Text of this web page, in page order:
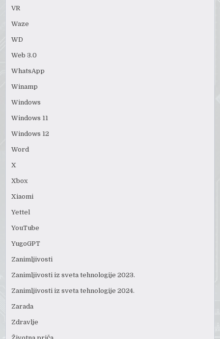
VR
Waze
WD
Web 3.0
WhatsApp
Winamp
Windows
Windows 11
Windows 12
Word
X
Xbox
Xiaomi
Yettel
YouTube
YugoGPT
Zanimljivosti
Zanimljivosti iz sveta tehnologije 2023.
Zanimljivosti iz sveta tehnologije 2024.
Zarada
Zdravlje